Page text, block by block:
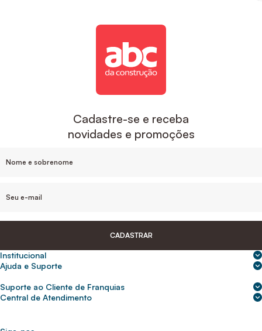
Cadastre-se e receba
novidades e promoções
CADASTRAR
Institucional
Sobre nós
Para empresas
Ajuda e Suporte
Frete e entrega
Suporte ao Cliente de Franquias
2ª Via de Boletos - Crédito ABC
Central de Atendimento
(31) 9 9105-5920